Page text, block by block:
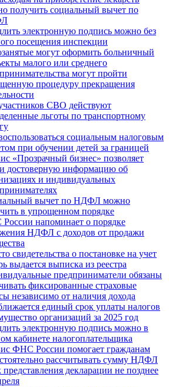
получить социальный вычет по
электронную подпись можно без
посещения инспекции
могут оформить больничный
малого или среднего
могут пройти
процедуру прекращения
СВО действуют
льготы по транспортному
социальным налоговым
при обучении детей за границей
«Прозрачный бизнес» позволяет
достоверную информацию об
и индивидуальных
вычет по НДФЛ можно
в упрощенном порядке
напоминает о порядке
НДФЛ с доходов от продажи
свидетельства о постановке на учет
выдается выписка из реестра
предприниматели обязаны
фиксированные страховые
независимо от наличия дохода
единый срок уплаты налогов
организаций за 2025 год
электронную подпись можно в
кабинете налогоплательщика
ФНС России помогает гражданам
рассчитывать сумму НДФЛ
декларации не позднее